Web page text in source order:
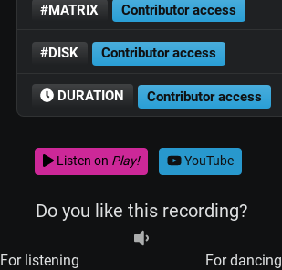
#MATRIX Contributor access
#DISK Contributor access
DURATION Contributor access
Listen on Play! YouTube
Do you like this recording?
For listening For dancing